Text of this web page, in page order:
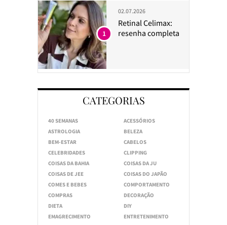
02.07.2026
Retinal Celimax:
resenha completa
1
CATEGORIAS
40 SEMANAS
ACESSÓRIOS
ASTROLOGIA
BELEZA
BEM-ESTAR
CABELOS
CELEBRIDADES
CLIPPING
COISAS DA BAHIA
COISAS DA JU
COISAS DE JEE
COISAS DO JAPÃO
COMES E BEBES
COMPORTAMENTO
COMPRAS
DECORAÇÃO
DIETA
DIY
EMAGRECIMENTO
ENTRETENIMENTO